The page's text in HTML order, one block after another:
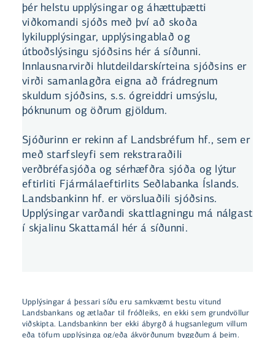
þér helstu upplýsingar og áhættuþætti
viðkomandi sjóðs með því að skoða
lykilupplýsingar, upplýsingablað og
útboðslýsingu sjóðsins hér á síðunni.
Innlausnarvirði hlutdeildarskírteina sjóðsins er
virði samanlagðra eigna að frádregnum
skuldum sjóðsins, s.s. ógreiddri umsýslu,
þóknunum og öðrum gjöldum.
Sjóðurinn er rekinn af Landsbréfum hf., sem er
með starfsleyfi sem rekstraraðili
verðbréfasjóða og sérhæfðra sjóða og lýtur
eftirliti Fjármálaeftirlits Seðlabanka Íslands.
Landsbankinn hf. er vörsluaðili sjóðsins.
Upplýsingar varðandi skattlagningu má nálgast
í skjalinu Skattamál hér á síðunni.
Upplýsingar á þessari síðu eru samkvæmt bestu vitund
Landsbankans og ætlaðar til fróðleiks, en ekki sem grundvöllur
viðskipta. Landsbankinn ber ekki ábyrgð á hugsanlegum villum
eða töfum upplýsinga og/eða ákvörðunum byggðum á þeim.